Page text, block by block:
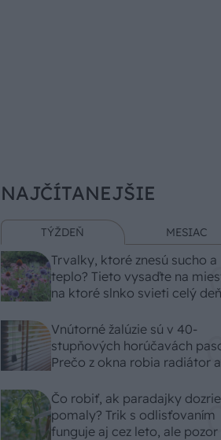
NAJČÍTANEJŠIE
TÝŽDEŇ MESIAC
Trvalky, ktoré znesú sucho a
teplo? Tieto vysaďte na
na ktoré slnko svieti celý deň
Vnútorné žalúzie sú v 40-
stupňových horúčavách
Prečo z okna robia radiátor
Čo robiť, ak paradajky
pomaly? Trik s odlisťovaním
funguje aj cez leto, ale pozor